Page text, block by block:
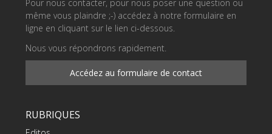
Pour nous contacter, pour nous poser une question ou
même vous plaindre ;-) accédez à notre formulaire en
ligne en cliquant sur le lien ci-dessous.
Nous vous répondrons rapidement.
Accédez au formulaire de contact
RUBRIQUES